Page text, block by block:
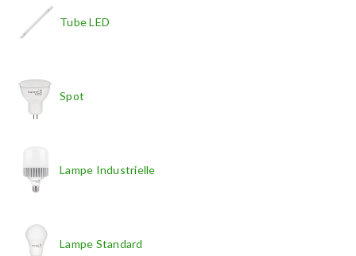
Tube LED
Spot
Lampe Industrielle
Lampe Standard